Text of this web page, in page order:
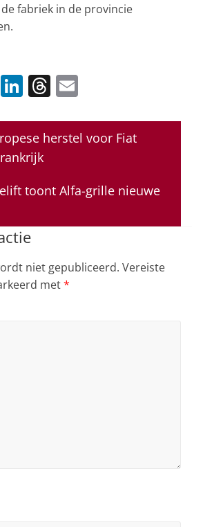
fabriek in de provincie
X Li
n
k
e
dI
n
T
h
re
a
s
ai
l
herstel voor Fiat
toont Alfa-grille nieuwe
niet gepubliceerd. Vereiste
met*